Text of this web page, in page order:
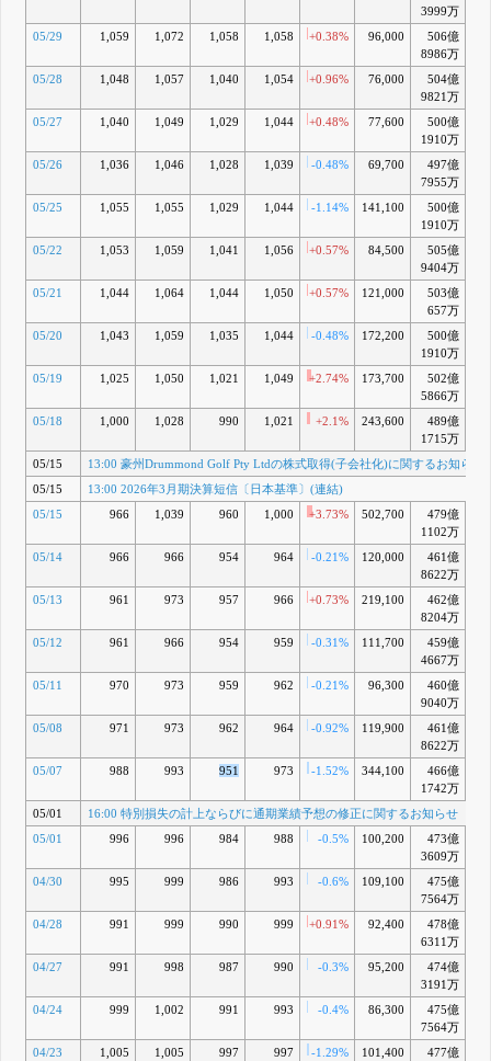
3999万
05/29 1,059 1,072 1,058 1,058 +0.38% 96,000
506億
8986万
05/28 1,048 1,057 1,040 1,054 +0.96% 76,000
504億
9821万
05/27 1,040 1,049 1,029 1,044 +0.48% 77,600
500億
1910万
05/26 1,036 1,046 1,028 1,039 -0.48% 69,700
497億
7955万
05/25 1,055 1,055 1,029 1,044 -1.14% 141,100
500億
1910万
05/22 1,053 1,059 1,041 1,056 +0.57% 84,500
505億
9404万
05/21 1,044 1,064 1,044 1,050 +0.57% 121,000
503億
657万
05/20 1,043 1,059 1,035 1,044 -0.48% 172,200
500億
1910万
05/19 1,025 1,050 1,021 1,049 +2.74% 173,700
502億
5866万
05/18 1,000 1,028 990 1,021 +2.1% 243,600
489億
1715万
05/15
13:00 豪州Drummond Golf Pty Ltdの株式取得(子会社化)に関するお知らせ
05/15
13:00 2026年3月期決算短信〔日本基準〕(連結)
05/15
966 1,039 960 1,000 +3.73% 502,700
479億
1102万
05/14 966 966 954 964 -0.21% 120,000
461億
8622万
05/13 961 973 957 966 +0.73% 219,100
462億
8204万
05/12 961 966 954 959 -0.31% 111,700
459億
4667万
05/11 970 973 959 962 -0.21% 96,300
460億
9040万
05/08 971 973 962 964 -0.92% 119,900
461億
8622万
05/07 988 993 951 973 -1.52% 344,100
466億
1742万
05/01
16:00 特別損失の計上ならびに通期業績予想の修正に関するお知らせ
05/01
996 996 984 988 -0.5% 100,200
473億
3609万
04/30 995 999 986 993 -0.6% 109,100
475億
7564万
04/28 991 999 990 999 +0.91% 92,400
478億
6311万
04/27 991 998 987 990 -0.3% 95,200
474億
3191万
04/24 999 1,002 991 993 -0.4% 86,300
475億
7564万
04/23 1,005 1,005 997 997 -1.29% 101,400
477億